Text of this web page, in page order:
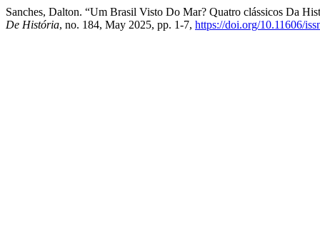
Sanches, Dalton. “Um Brasil Visto Do Mar? Quatro clássicos Da
De História, no. 184, May 2025, pp. 1-7, https://doi.org/10.11606/